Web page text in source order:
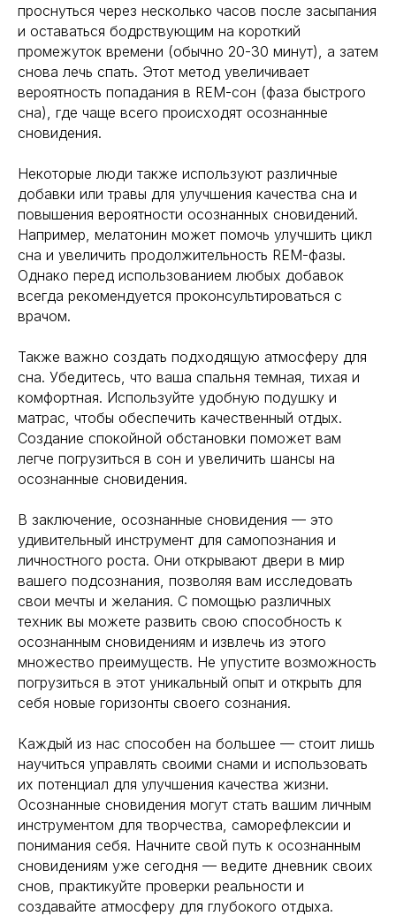
проснуться через несколько часов после засыпания
и оставаться бодрствующим на короткий
промежуток времени (обычно 20-30 минут), а затем
снова лечь спать. Этот метод увеличивает
вероятность попадания в REM-сон (фаза быстрого
сна), где чаще всего происходят осознанные
сновидения.
Некоторые люди также используют различные
добавки или травы для улучшения качества сна и
повышения вероятности осознанных сновидений.
Например, мелатонин может помочь улучшить цикл
сна и увеличить продолжительность REM-фазы.
Однако перед использованием любых добавок
всегда рекомендуется проконсультироваться с
врачом.
Также важно создать подходящую атмосферу для
сна. Убедитесь, что ваша спальня темная, тихая и
комфортная. Используйте удобную подушку и
матрас, чтобы обеспечить качественный отдых.
Создание спокойной обстановки поможет вам
легче погрузиться в сон и увеличить шансы на
осознанные сновидения.
В заключение, осознанные сновидения — это
удивительный инструмент для самопознания и
личностного роста. Они открывают двери в мир
вашего подсознания, позволяя вам исследовать
свои мечты и желания. С помощью различных
техник вы можете развить свою способность к
осознанным сновидениям и извлечь из этого
множество преимуществ. Не упустите возможность
погрузиться в этот уникальный опыт и открыть для
себя новые горизонты своего сознания.
Каждый из нас способен на большее — стоит лишь
научиться управлять своими снами и использовать
их потенциал для улучшения качества жизни.
Осознанные сновидения могут стать вашим личным
инструментом для творчества, саморефлексии и
понимания себя. Начните свой путь к осознанным
сновидениям уже сегодня — ведите дневник своих
снов, практикуйте проверки реальности и
создавайте атмосферу для глубокого отдыха.